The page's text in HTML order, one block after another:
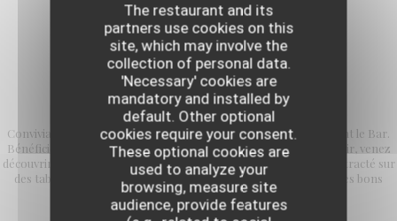
The restaurant and its
partners use cookies on this
site, which may involve the
collection of personal data.
'Necessary' cookies are
mandatory and installed by
default. Other optional
cookies require your consent.
These optional cookies are
used to analyze your
browsing, measure site
audience, provide features
L'Avant comptoir
Convivialité et simplicité sont les maîtres mots de cet espace avant le Bar.
Bénéficiez des mêmes prestations qu'en salle. Le soir, au comptoir, venez
découvrir notre formule en 5, 6 ou 7 services dans un cadre décontracté sur
des tabourets hauts à l'assise confortable. Des bonnes quilles, des bons
petits plats et des copains !